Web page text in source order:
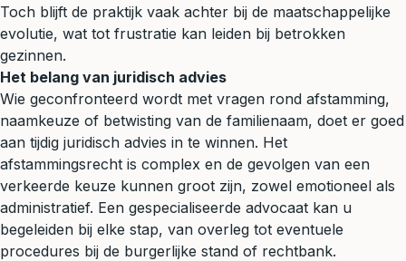
Toch blijft de praktijk vaak achter bij de maatschappelijke
evolutie, wat tot frustratie kan leiden bij betrokken
gezinnen.
Het belang van juridisch advies
Wie geconfronteerd wordt met vragen rond afstamming,
naamkeuze of betwisting van de familienaam, doet er goed
aan tijdig juridisch advies in te winnen. Het
afstammingsrecht is complex en de gevolgen van een
verkeerde keuze kunnen groot zijn, zowel emotioneel als
administratief. Een gespecialiseerde advocaat kan u
begeleiden bij elke stap, van overleg tot eventuele
procedures bij de burgerlijke stand of rechtbank.